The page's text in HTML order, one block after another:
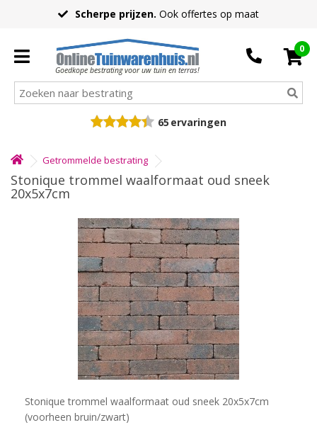
Scherpe prijzen. Ook offertes op maat
Goedkope bestrating voor uw tuin en terras!
0
65 ervaringen
Getrommelde bestrating
Stonique trommel waalformaat oud sneek
20x5x7cm
Stonique trommel waalformaat oud sneek 20x5x7cm
(voorheen bruin/zwart)